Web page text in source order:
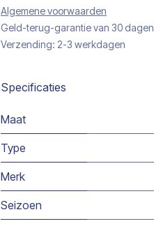
Algemene voorwaarden
Geld-terug-garantie van 30 dagen
Verzending: 2-3 werkdagen
Specificaties
Maat
Type
Merk
Seizoen